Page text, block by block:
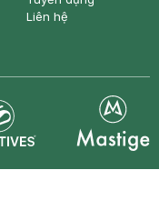
Liên hệ